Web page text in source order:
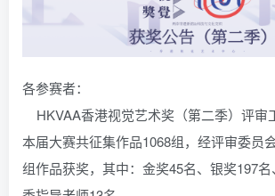
各参赛者：
HKVAA香港视觉艺术奖（第二季）评审
本届大赛共征集作品1068组，经评审委员
组作品获奖，其中：金奖45名、银奖197